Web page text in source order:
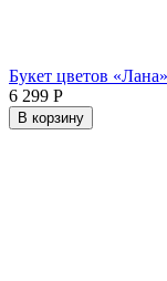
Букет цветов «Лана»
6 299 Р
В корзину